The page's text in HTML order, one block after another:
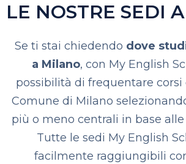
LE NOSTRE SEDI
Se ti stai chiedendo dove
a Milano, con My English
possibilità di frequentare corsi
Comune di Milano
più o meno centrali in base
Tutte le sedi My English
facilmente raggiungibili